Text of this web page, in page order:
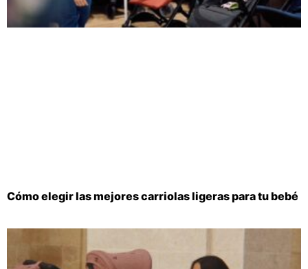
Cómo elegir las mejores carriolas ligeras para tu bebé